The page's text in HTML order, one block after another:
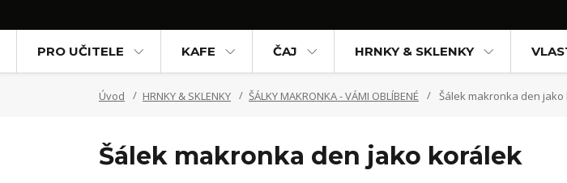
PRO UČITELE KAFE ČAJ HRNKY & SKLENKY
Úvod HRNKY & SKLENKY ŠÁLKY MAKRONKA - VÁMI OBLÍBENÉ Šálek makronka den
Šálek makronka den jako korálek